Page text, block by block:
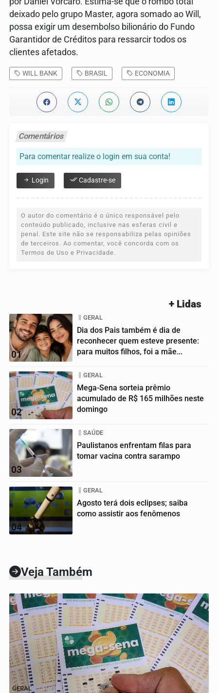
deixado pelo grupo Master, agora somado ao Will,
possa exigir um desembolso bilionário do Fundo
Garantidor de Créditos para ressarcir todos os
clientes afetados.
WILL BANK BRASIL ECONOMIA
Comentários
Para comentar realize o login em sua conta!
Login Cadastre-se
O autor do comentário é o único responsável pelo
conteúdo publicado, inclusive nas esferas civil e
penal. Este site não se responsabiliza pelas opiniões
de terceiros. Ao comentar, você concorda com os
Termos de Uso e Privacidade.
+ Lidas
01
GERAL
Dia dos Pais também é dia de
reconhecer quem esteve presente:
para muitos filhos, foi a mãe...
02
GERAL
Mega-Sena sorteia prêmio
acumulado de R$ 165 milhões neste
domingo
03
SAÚDE
Paulistanos enfrentam filas para
tomar vacina contra sarampo
04
GERAL
Agosto terá dois eclipses; saiba
como assistir aos fenômenos
Veja Também
GERAL